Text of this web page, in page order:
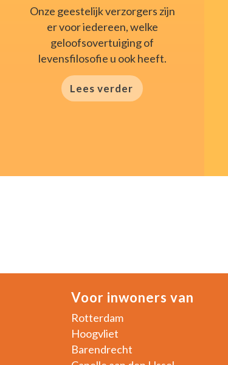
Onze geestelijk verzorgers zijn
er voor iedereen, welke
geloofsovertuiging of
levensfilosofie u ook heeft.
Lees verder
Voor inwoners van
Rotterdam
Hoogvliet
Barendrecht